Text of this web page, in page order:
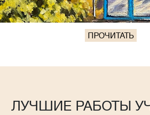
ПРОЧИТАТЬ
ЛУЧШИЕ РАБОТЫ